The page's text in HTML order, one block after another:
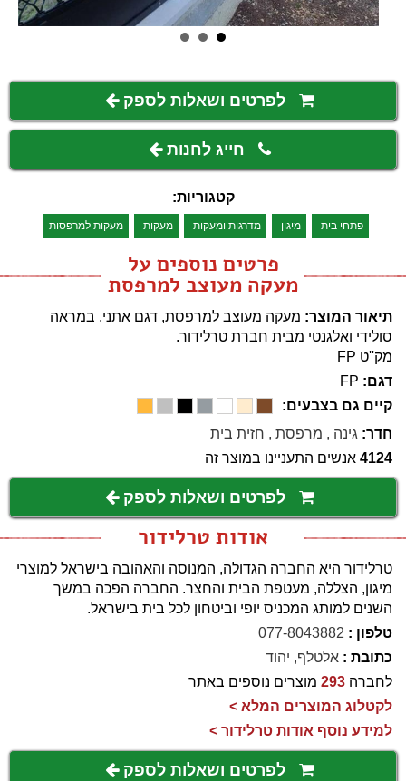
לפרטים ושאלות לספק
חייג לחנות
קטגוריות:
פתחי בית מיגון מדרגות ומעקות מעקות מעקות למרפסות
פרטים נוספים על
מעקה מעוצב למרפסת
תיאור המוצר: מעקה מעוצב למרפסת, דגם אתני, במראה
סולידי ואלגנטי מבית חברת טרלידור.
מק''ט FP
דגם: FP
קיים גם בצבעים:
חדר: גינה , מרפסת , חזית בית
4124 אנשים התעניינו במוצר זה
לפרטים ושאלות לספק
אודות טרלידור
טרלידור היא החברה הגדולה, המנוסה והאהובה בישראל למוצרי
מיגון, הצללה, מעטפת הבית והחצר. החברה הפכה במשך
השנים למותג המכניס יופי וביטחון לכל בית בישראל.
טלפון : 077-8043882
כתובת : אלטלף, יהוד
לחברה 293 מוצרים נוספים באתר
לקטלוג המוצרים המלא >
למידע נוסף אודות טרלידור >
לפרטים ושאלות לספק